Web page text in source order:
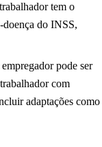
tem o
doença do INSS,
pode ser
com
adaptações como